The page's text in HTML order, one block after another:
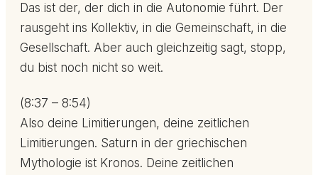
Das ist der, der dich in die Autonomie führt. Der
rausgeht ins Kollektiv, in die Gemeinschaft, in die
Gesellschaft. Aber auch gleichzeitig sagt, stopp,
du bist noch nicht so weit.
(8:37 – 8:54)
Also deine Limitierungen, deine zeitlichen
Limitierungen. Saturn in der griechischen
Mythologie ist Kronos. Deine zeitlichen